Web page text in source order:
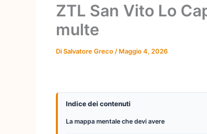
ZTL San Vito Lo
multe
DiSalvatore Greco / Maggio 4, 2026
Indice dei contenuti
La mappa mentale che devi avere